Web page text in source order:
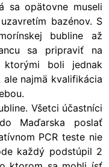
sa opätovne museli
bazénov. S
bubline až
sa pripraviť na
ktorými boli jednak
najmä kvalifikácia
Všetci účastníci
Maďarska poslať
PCR teste nie
každý podstúpil 2